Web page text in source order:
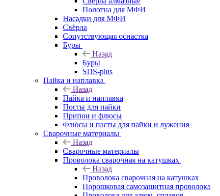
Полотна для МФИ
Насадки для МФИ
Свёрла
Сопутствующая оснастка
Буры
Назад
Буры
SDS-plus
Пайка и наплавка
Назад
Пайка и наплавка
Посты для пайки
Припои и флюсы
Флюсы и пасты для пайки и лужения
Сварочные материалы
Назад
Сварочные материалы
Проволока сварочная на катушках
Назад
Проволока сварочная на катушках
Порошковая самозащитная проволока